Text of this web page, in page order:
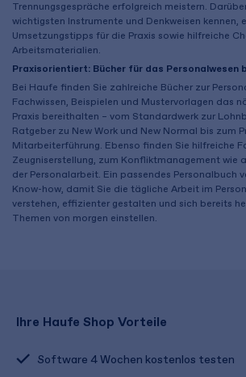
Trennungsgespräche erfolgreich meistern.
wichtigsten Instrumente und Denkweisen kennen,
Umsetzungstipps für die Praxis sowie hilfreiche
Arbeitsmaterialien.
Praxisorientiert: Bücher für das Personalwesen
Bei Haufe finden Sie zahlreiche Bücher zur
Fachwissen, Beispielen und Mustervorlagen das
Praxis bereithalten – vom Standardwerk zur
Ratgeber zu New Work und New Normal bis zum
Mitarbeiterführung. Ebenso finden Sie hilfreiche
Zeugniserstellung, zum Konfliktmanagement wie
der Personalarbeit. Ein passendes Personalbuch
Know-how, damit Sie die tägliche Arbeit im
verstehen, effizienter gestalten und sich bereits
Themen von morgen einstellen.
Ihre Haufe Shop Vorteile
Software 4 Wochen kostenlos testen